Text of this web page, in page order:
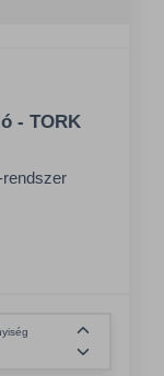
- TORK
Összeg